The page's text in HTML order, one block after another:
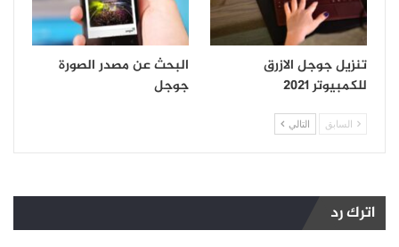
تنزيل جوجل الازرق
للكمبيوتر 2021
البحث عن مصدر الصورة
جوجل
السابق التالي
اترك رد